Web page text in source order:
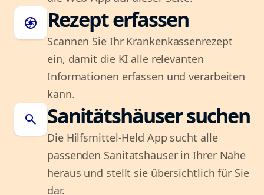
camera Rezept erfassen
Scannen Sie Ihr Krankenkassenrezept
ein, damit die KI alle relevanten
Informationen erfassen und verarbeiten
kann.
search Sanitätshäuser suchen
Die Hilfsmittel-Held App sucht alle
passenden Sanitätshäuser in Ihrer Nähe
heraus und stellt sie übersichtlich für Sie
dar.